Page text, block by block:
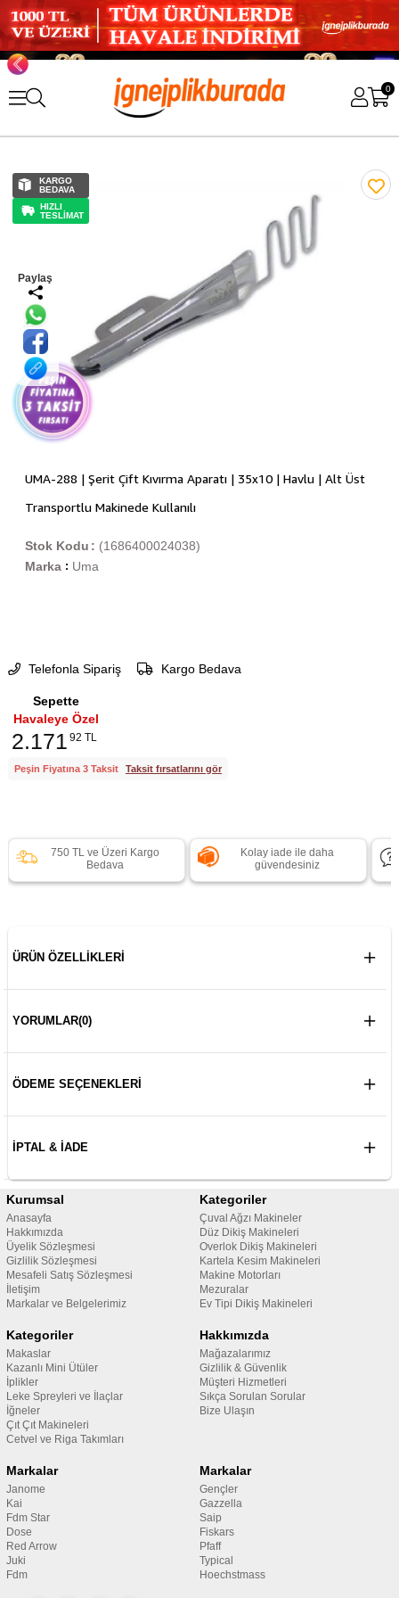
0
KARGO
BEDAVA
HIZLI
TESLİMAT
Paylaş
UMA-288 | Şerit Çift Kıvırma Aparatı | 35x10 | Havlu | Alt Üst
Transportlu Makinede Kullanılı
(1686400024038)
Stok Kodu
Marka : Uma
Telefonla Sipariş Kargo Bedava
Sepette
Havaleye Özel
2.171 92 TL
Peşin Fiyatına 3 Taksit Taksit fırsatlarını gör
750 TL ve Üzeri Kargo
Bedava
Kolay iade ile daha
güvendesiniz
ÜRÜN ÖZELLIKLERI
YORUMLAR(0)
ÖDEME SEÇENEKLERI
İPTAL & İADE
Kurumsal
Anasayfa
Hakkımızda
Üyelik Sözleşmesi
Gizlilik Sözleşmesi
Mesafeli Satış Sözleşmesi
İletişim
Markalar ve Belgelerimiz
Kategoriler
Çuval Ağzı Makineler
Düz Dikiş Makineleri
Overlok Dikiş Makineleri
Kartela Kesim Makineleri
Makine Motorları
Mezuralar
Ev Tipi Dikiş Makineleri
Kategoriler
Makaslar
Kazanlı Mini Ütüler
İplikler
Leke Spreyleri ve İlaçlar
İğneler
Çıt Çıt Makineleri
Cetvel ve Riga Takımları
Hakkımızda
Mağazalarımız
Gizlilik & Güvenlik
Müşteri Hizmetleri
Sıkça Sorulan Sorular
Bize Ulaşın
Markalar
Janome
Kai
Fdm Star
Dose
Red Arrow
Juki
Fdm
Markalar
Gençler
Gazzella
Saip
Fiskars
Pfaff
Typical
Hoechstmass